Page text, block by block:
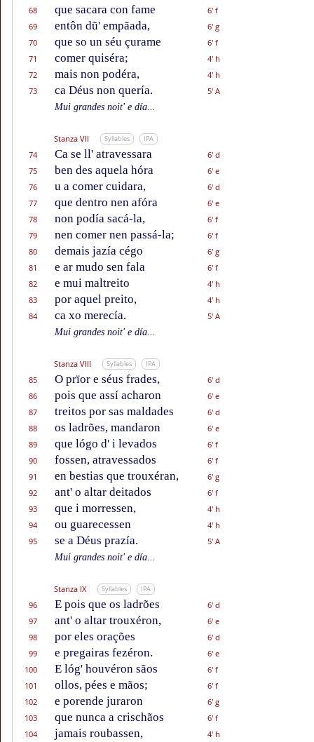
68 que sacara con fame
6' f
69
entôn dũ' empãada,
6' g
70
que so un séu çurame
6' f
71
comer quiséra;
4' h
72
mais non podéra,
4' h
73
ca Déus non quería.
5' A
Mui grandes noit' e día...
Stanza VII Syllables IPA
74 Ca se ll' atravessara
6' d
75
ben des aquela hóra
6' e
76
u a comer cuidara,
6' d
77
que dentro nen afóra
6' e
78
non podía sacá-la,
6' f
79
nen comer nen passá-la;
6' f
80
demais jazía cégo
6' g
81
e ar mudo sen fala
6' f
82
e mui maltreito
4' h
83
por aquel preito,
4' h
84
ca xo merecía.
5' A
Mui grandes noit' e día...
Stanza VIII Syllables IPA
85 O prïor e séus frades,
6' d
86
pois que assí acharon
6' e
87
treitos por sas maldades
6' d
88
os ladrões, mandaron
6' e
89
que lógo d' i levados
6' f
90
fossen, atravessados
6' f
91
en bestias que trouxéran,
6' g
92
ant' o altar deitados
6' f
93
que i morressen,
4' h
94
ou guarecessen
4' h
95
se a Déus prazía.
5' A
Mui grandes noit' e día...
Stanza IX Syllables IPA
96 E pois que os ladrões
6' d
97
ant' o altar trouxéron,
6' e
98
por eles orações
6' d
99
e pregairas fezéron.
6' e
100
E lóg' houvéron sãos
6' f
101
ollos, pées e mãos;
6' f
102
e porende juraron
6' g
103
que nunca a crischãos
6' f
104
jamais roubassen,
4' h